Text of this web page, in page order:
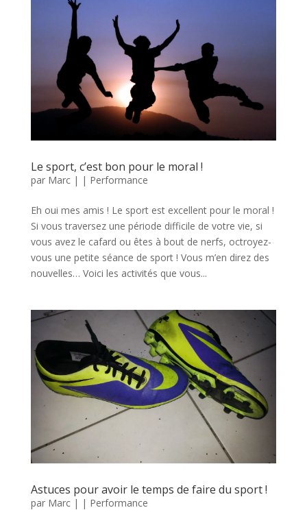
Le sport, c’est bon pour le moral !
par Marc| | Performance
Eh oui mes amis ! Le sport est excellent pour le moral !
Si vous traversez une période difficile de votre vie, si
vous avez le cafard ou êtes à bout de nerfs, octroyez-
vous une petite séance de sport ! Vous m’en direz des
nouvelles… Voici les activités que vous...
Astuces pour avoir le temps de faire du sport !
par Marc| | Performance